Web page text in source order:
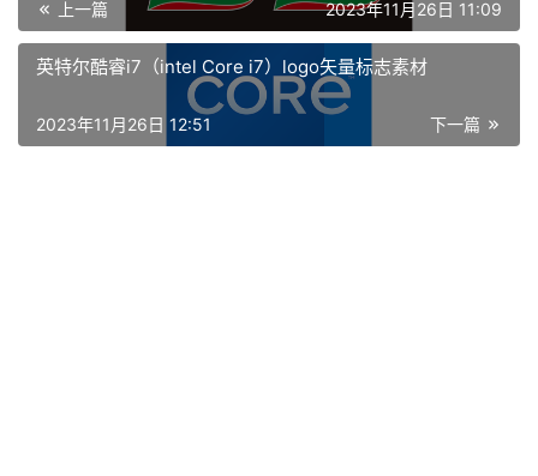
首
页
上一篇 2023年11月26日 11:09
英特尔酷睿i7（intel Core i7）logo矢量标志素材
下一篇
2023年11月26日 12:51